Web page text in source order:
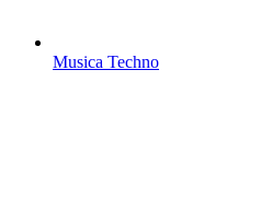
Musica Techno